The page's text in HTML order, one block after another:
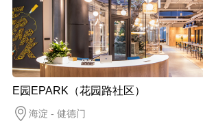
E园EPARK（花园路社区）
海淀 - 健德门